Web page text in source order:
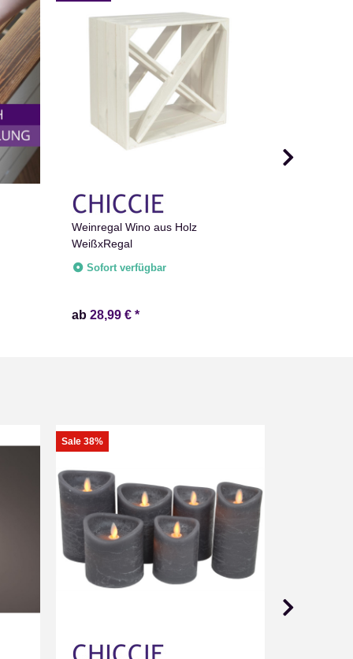
Weinregal Wino aus Holz
WeißxRegal
Sofort verfügbar
ab 28,99 € *
Sale 38%